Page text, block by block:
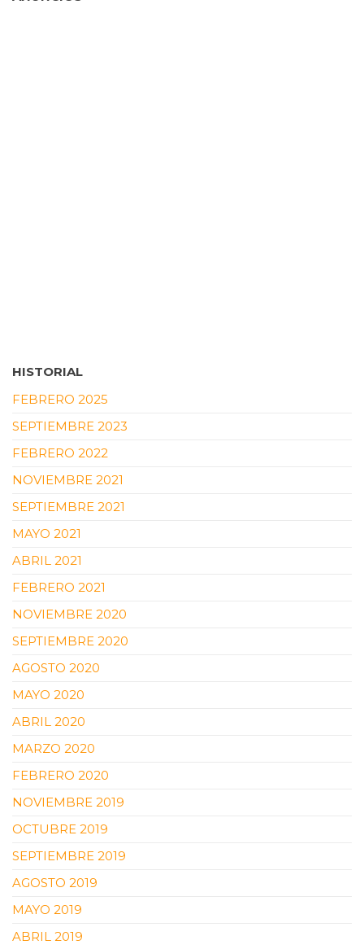
HISTORIAL
FEBRERO 2025
SEPTIEMBRE 2023
FEBRERO 2022
NOVIEMBRE 2021
SEPTIEMBRE 2021
MAYO 2021
ABRIL 2021
FEBRERO 2021
NOVIEMBRE 2020
SEPTIEMBRE 2020
AGOSTO 2020
MAYO 2020
ABRIL 2020
MARZO 2020
FEBRERO 2020
NOVIEMBRE 2019
OCTUBRE 2019
SEPTIEMBRE 2019
AGOSTO 2019
MAYO 2019
ABRIL 2019